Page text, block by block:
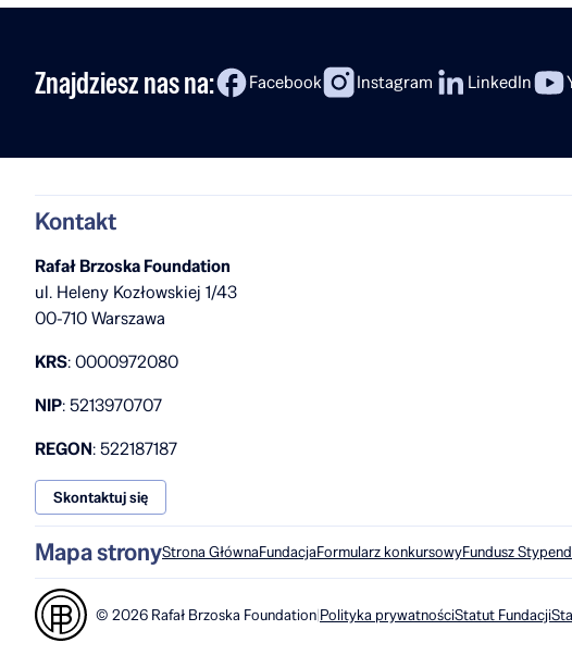
Znajdziesz nas na: Facebook Instagram LinkedIn
Kontakt
Rafał Brzoska Foundation
ul. Heleny Kozłowskiej 1/43
00-710 Warszawa
KRS: 0000972080
NIP: 5213970707
REGON: 522187187
Skontaktuj się
Mapa stronyStrona GłównaFundacjaFormularz konkursowyFundusz
© 2026 Rafał Brzoska Foundation|Polityka prywatnościStatut Fundacji